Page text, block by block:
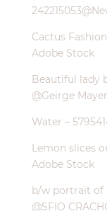
Cactus
Adobe Stock
Beautiful lady
@Geirge
Water –
Lemon slices
Adobe Stock
b/w portrait of
@SFIO